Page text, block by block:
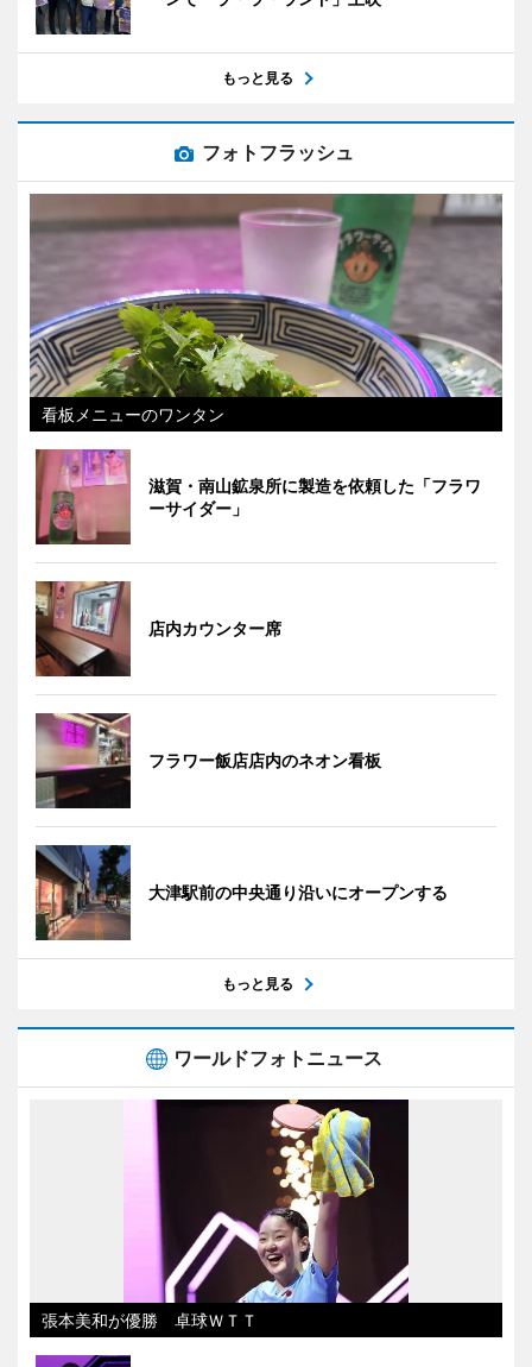
もっと見る
フォトフラッシュ
看板メニューのワンタン
滋賀・南山鉱泉所に製造を依頼した「フラワ
ーサイダー」
店内カウンター席
フラワー飯店店内のネオン看板
大津駅前の中央通り沿いにオープンする
もっと見る
ワールドフォトニュース
張本美和が優勝 卓球ＷＴＴ